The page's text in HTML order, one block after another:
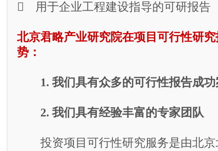
 用于企业工程建设指导的可研报告
北京君略产业研究院在项目可行性研
势：
1. 我们具有众多的可行性报告成功
2. 我们具有经验丰富的专家团队
投资项目可行性研究服务是由北京